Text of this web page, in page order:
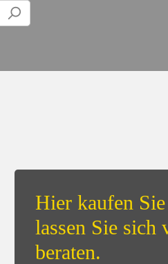
Tuba
Kaffee
Hier kaufen
lassen Sie sich
beraten.